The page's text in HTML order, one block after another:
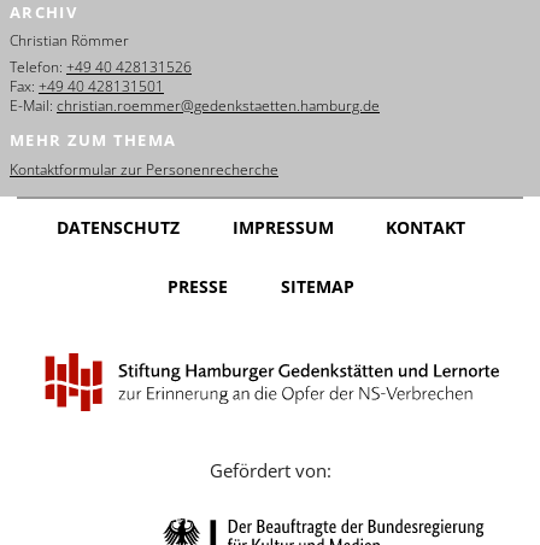
Français
Dansk
Español
Italiano
Português
Yкраїнський
Русский
ARCHIV
Christian Römmer
Telefon: +49 40 428131526
Fax: +49 40 428131501
E-Mail: christian.roemmer@gedenkstaetten.hamburg.de
MEHR ZUM THEMA
Kontaktformular zur Personenrecherche
DATENSCHUTZ IMPRESSUM KONTAKT
PRESSE SITEMAP
Gefördert von: